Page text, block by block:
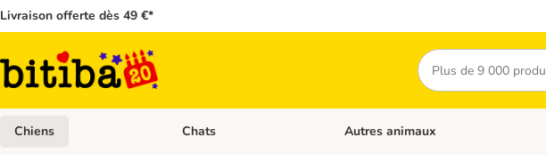
Livraison offerte dès 49 €*
Rechercher
Chiens Dérouler les catégories: Chiens
Chats Dérouler les catégories: Chats
Autres animaux